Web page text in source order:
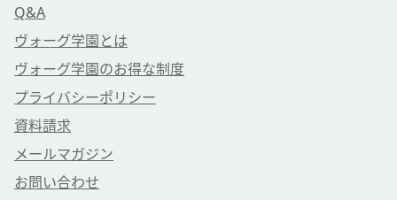
Q&A
ヴォーグ学園とは
ヴォーグ学園のお得な制度
プライバシーポリシー
資料請求
メールマガジン
お問い合わせ